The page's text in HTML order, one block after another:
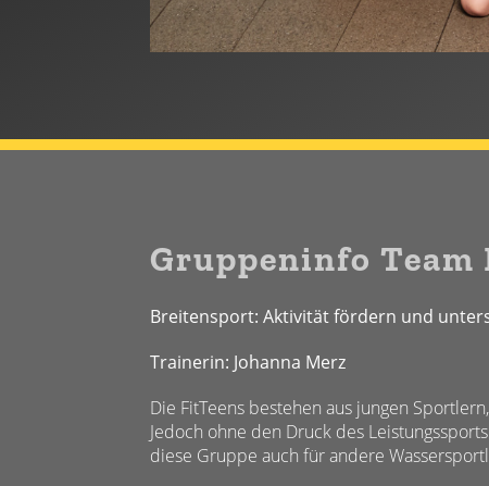
Gruppeninfo Team
Breitensport: Aktivität fördern und
Trainerin: Johanna Merz
Die FitTeens bestehen aus jungen
Jedoch ohne den Druck des
diese Gruppe auch für andere